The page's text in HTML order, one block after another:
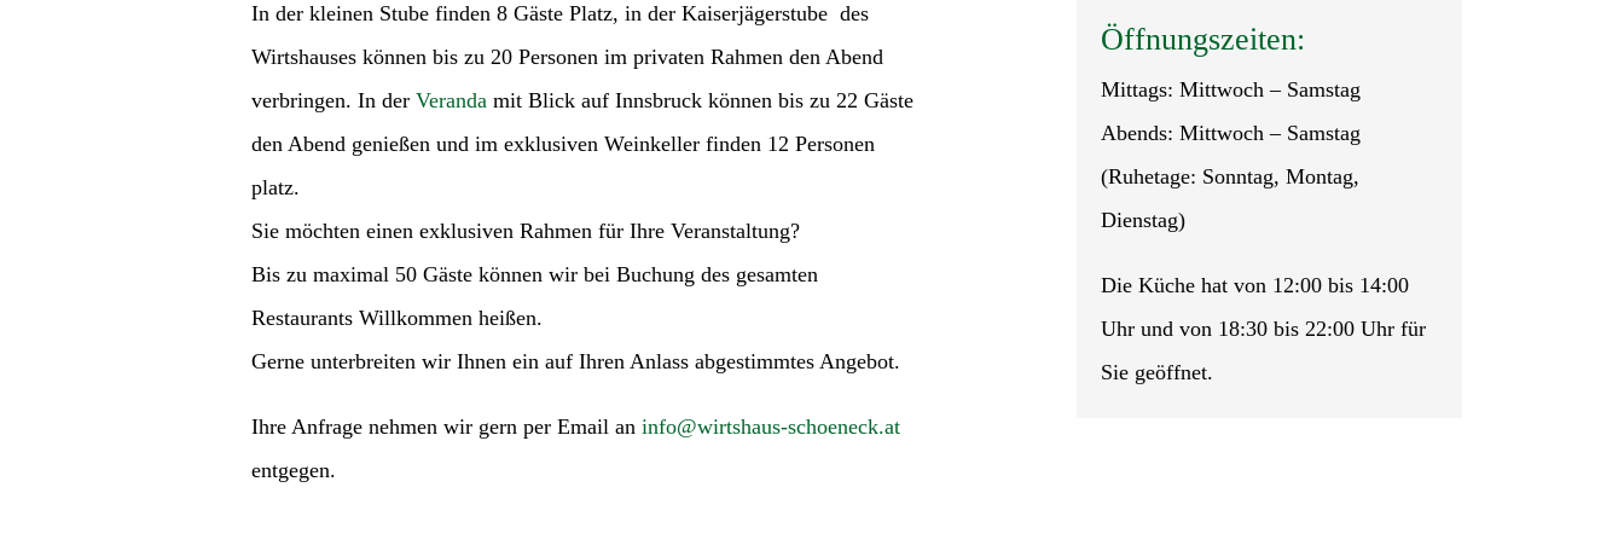
In der kleinen Stube finden 8 Gäste Platz, in der Kaiserjägerstube des
Wirtshauses können bis zu 20 Personen im privaten Rahmen den Abend
verbringen. In der Verandamit Blick auf Innsbruck können bis zu 22 Gäste
den Abend genießen und im exklusiven Weinkeller finden 12 Personen
platz.
Sie möchten einen exklusiven Rahmen für Ihre Veranstaltung?
Bis zu maximal 50 Gäste können wir bei Buchung des gesamten
Restaurants Willkommen heißen.
Gerne unterbreiten wir Ihnen ein auf Ihren Anlass abgestimmtes Angebot.
Ihre Anfrage nehmen wir gern per Email an info@wirtshaus-schoeneck.at
entgegen.
Öffnungszeiten:
Mittags: Mittwoch – Samstag
Abends: Mittwoch – Samstag
(Ruhetage: Sonntag, Montag,
Dienstag)
Die Küche hat von 12:00 bis 14:00
Uhr und von 18:30 bis 22:00 Uhr für
Sie geöffnet.